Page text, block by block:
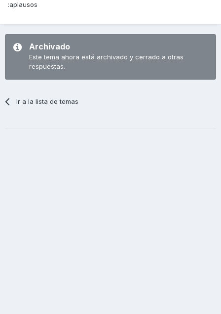
:aplausos
Archivado
Este tema ahora está archivado y cerrado a otras
respuestas.
Ir a la lista de temas